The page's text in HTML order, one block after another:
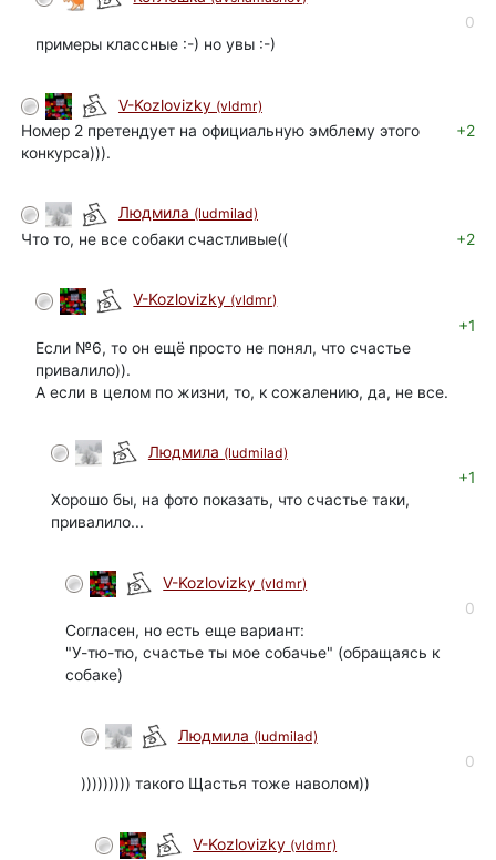
0
примеры классные :-) но увы :-)
V-Kozlovizky (vldmr)
+2
Номер 2 претендует на официальную эмблему этого
конкурса))).
Людмила (ludmilad)
+2
Что то, не все собаки счастливые((
V-Kozlovizky (vldmr)
+1
Если №6, то он ещё просто не понял, что счастье
привалило)).
А если в целом по жизни, то, к сожалению, да, не все.
Людмила (ludmilad)
+1
Хорошо бы, на фото показать, что счастье таки,
привалило...
V-Kozlovizky (vldmr)
0
Согласен, но есть еще вариант:
"У-тю-тю, счастье ты мое собачье" (обращаясь к
собаке)
Людмила (ludmilad)
0
))))))))) такого Щастья тоже наволом))
V-Kozlovizky (vldmr)